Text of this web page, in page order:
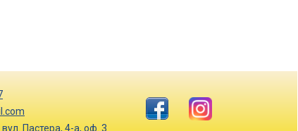
вул. Пастера, 4-а, оф. 3